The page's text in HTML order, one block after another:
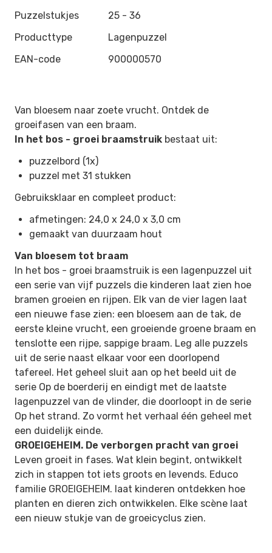
Puzzelstukjes
25 - 36
Producttype
Lagenpuzzel
EAN-code
900000570
Van bloesem naar zoete vrucht. Ontdek de
groeifasen van een braam.
In het bos - groei braamstruik bestaat uit:
puzzelbord (1x)
puzzel met 31 stukken
Gebruiksklaar en compleet product:
afmetingen: 24,0 x 24,0 x 3,0 cm
gemaakt van duurzaam hout
Van bloesem tot braam
In het bos - groei braamstruik is een lagenpuzzel uit
een serie van vijf puzzels die kinderen laat zien hoe
bramen groeien en rijpen. Elk van de vier lagen laat
een nieuwe fase zien: een bloesem aan de tak, de
eerste kleine vrucht, een groeiende groene braam en
tenslotte een rijpe, sappige braam. Leg alle puzzels
uit de serie naast elkaar voor een doorlopend
tafereel. Het geheel sluit aan op het beeld uit de
serie Op de boerderij en eindigt met de laatste
lagenpuzzel van de vlinder, die doorloopt in de serie
Op het strand. Zo vormt het verhaal één geheel met
een duidelijk einde.
GROEIGEHEIM. De verborgen pracht van groei
Leven groeit in fases. Wat klein begint, ontwikkelt
zich in stappen tot iets groots en levends. Educo
familie GROEIGEHEIM. laat kinderen ontdekken hoe
planten en dieren zich ontwikkelen. Elke scène laat
een nieuw stukje van de groeicyclus zien.